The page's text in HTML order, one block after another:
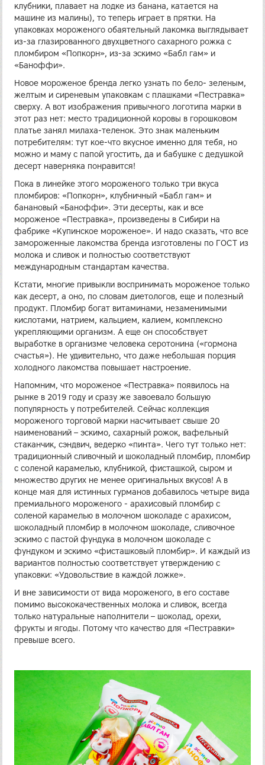
клубники, плавает на лодке из банана, катается на
машине из малины), то теперь играет в прятки. На
упаковках мороженого обаятельный лакомка выглядывает
из-за глазированного двухцветного сахарного рожка с
пломбиром «Попкорн», из-за эскимо «Бабл гам» и
«Баноффи».
Новое мороженое бренда легко узнать по бело- зеленым,
желтым и сиреневым упаковкам с плашками «Пестравка»
сверху. А вот изображения привычного логотипа марки в
этот раз нет: место традиционной коровы в горошковом
платье занял милаха-теленок. Это знак маленьким
потребителям: тут кое-что вкусное именно для тебя, но
можно и маму с папой угостить, да и бабушке с дедушкой
десерт наверняка понравится!
Пока в линейке этого мороженого только три вкуса
пломбиров: «Попкорн», клубничный «Бабл гам» и
банановый «Баноффи». Эти десерты, как и все
мороженое «Пестравка», произведены в Сибири на
фабрике «Купинское мороженое». И надо сказать, что все
замороженные лакомства бренда изготовлены по ГОСТ из
молока и сливок и полностью соответствуют
международным стандартам качества.
Кстати, многие привыкли воспринимать мороженое только
как десерт, а оно, по словам диетологов, еще и полезный
продукт. Пломбир богат витаминами, незаменимыми
кислотами, натрием, кальцием, калием, комплексно
укрепляющими организм. А еще он способствует
выработке в организме человека серотонина («гормона
счастья»). Не удивительно, что даже небольшая порция
холодного лакомства повышает настроение.
Напомним, что мороженое «Пестравка» появилось на
рынке в 2019 году и сразу же завоевало большую
популярность у потребителей. Сейчас коллекция
мороженого торговой марки насчитывает свыше 20
наименований – эскимо, сахарный рожок, вафельный
стаканчик, сэндвич, ведерко «пинта». Чего тут только нет:
традиционный сливочный и шоколадный пломбир, пломбир
с соленой карамелью, клубникой, фисташкой, сыром и
множество других не менее оригинальных вкусов! А в
конце мая для истинных гурманов добавилось четыре вида
премиального мороженого - арахисовый пломбир с
соленой карамелью в молочном шоколаде с арахисом,
шоколадный пломбир в молочном шоколаде, сливочное
эскимо с пастой фундука в молочном шоколаде с
фундуком и эскимо «фисташковый пломбир». И каждый из
вариантов полностью соответствует утверждению с
упаковки: «Удовольствие в каждой ложке».
И вне зависимости от вида мороженого, в его составе
помимо высококачественных молока и сливок, всегда
только натуральные наполнители – шоколад, орехи,
фрукты и ягоды. Потому что качество для «Пестравки»
превыше всего.